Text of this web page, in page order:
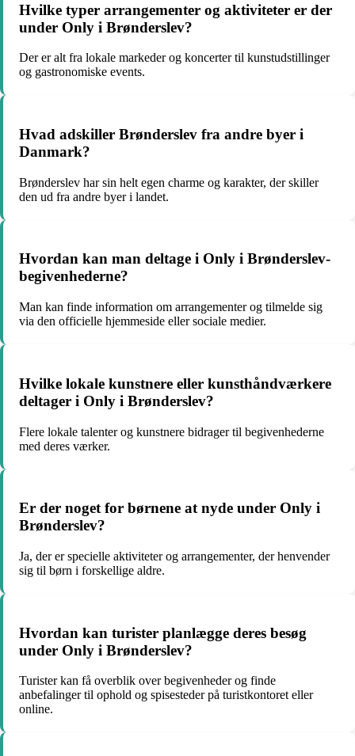
Hvilke typer arrangementer og aktiviteter er der
under Only i Brønderslev?
Der er alt fra lokale markeder og koncerter til kunstudstillinger
og gastronomiske events.
Hvad adskiller Brønderslev fra andre byer i
Danmark?
Brønderslev har sin helt egen charme og karakter, der skiller
den ud fra andre byer i landet.
Hvordan kan man deltage i Only i Brønderslev-
begivenhederne?
Man kan finde information om arrangementer og tilmelde sig
via den officielle hjemmeside eller sociale medier.
Hvilke lokale kunstnere eller kunsthåndværkere
deltager i Only i Brønderslev?
Flere lokale talenter og kunstnere bidrager til begivenhederne
med deres værker.
Er der noget for børnene at nyde under Only i
Brønderslev?
Ja, der er specielle aktiviteter og arrangementer, der henvender
sig til børn i forskellige aldre.
Hvordan kan turister planlægge deres besøg
under Only i Brønderslev?
Turister kan få overblik over begivenheder og finde
anbefalinger til ophold og spisesteder på turistkontoret eller
online.